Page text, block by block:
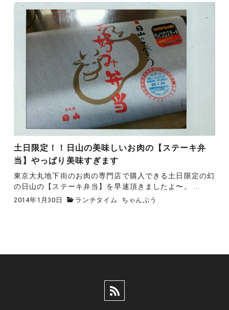
土日限定！！日山の美味しいお肉の【ステーキ弁
当】やっぱり美味すぎます
東京大丸地下街のお肉の専門店で購入できる土日限定の幻
の日山の【ステーキ弁当】を早速頂きましたよ〜。 ...
2014年1月30日 ランチタイム ちゃんぶう